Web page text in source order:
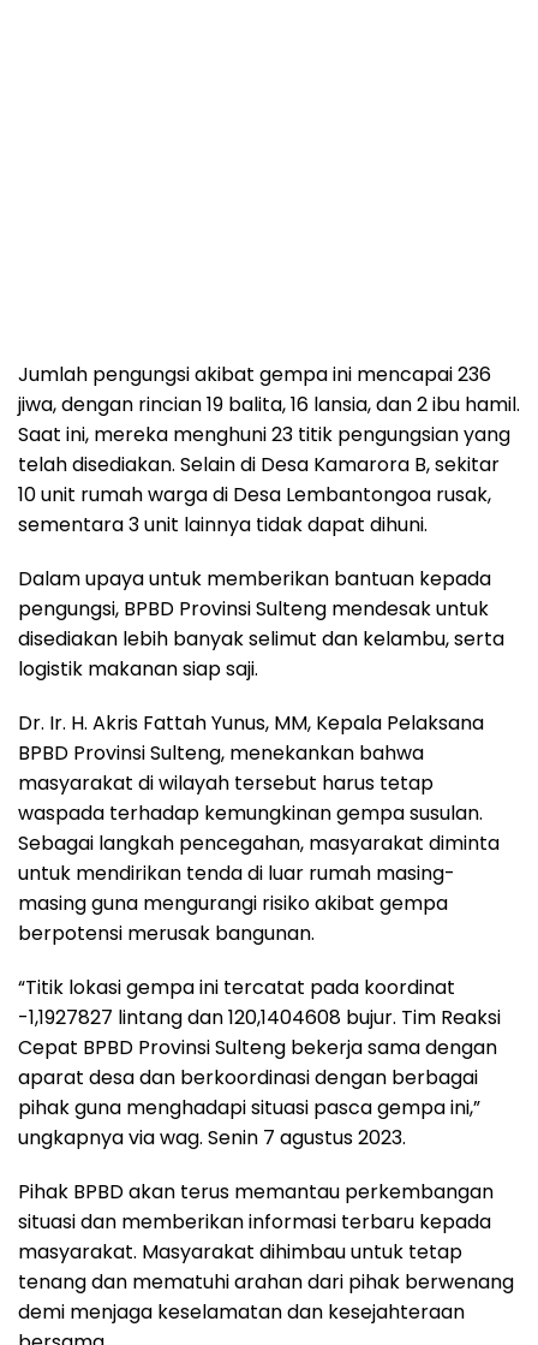
Jumlah pengungsi akibat gempa ini mencapai 236
jiwa, dengan rincian 19 balita, 16 lansia, dan 2 ibu hamil.
Saat ini, mereka menghuni 23 titik pengungsian yang
telah disediakan. Selain di Desa Kamarora B, sekitar
10 unit rumah warga di Desa Lembantongoa rusak,
sementara 3 unit lainnya tidak dapat dihuni.
Dalam upaya untuk memberikan bantuan kepada
pengungsi, BPBD Provinsi Sulteng mendesak untuk
disediakan lebih banyak selimut dan kelambu, serta
logistik makanan siap saji.
Dr. Ir. H. Akris Fattah Yunus, MM, Kepala Pelaksana
BPBD Provinsi Sulteng, menekankan bahwa
masyarakat di wilayah tersebut harus tetap
waspada terhadap kemungkinan gempa susulan.
Sebagai langkah pencegahan, masyarakat diminta
untuk mendirikan tenda di luar rumah masing-
masing guna mengurangi risiko akibat gempa
berpotensi merusak bangunan.
“Titik lokasi gempa ini tercatat pada koordinat
-1,1927827 lintang dan 120,1404608 bujur. Tim Reaksi
Cepat BPBD Provinsi Sulteng bekerja sama dengan
aparat desa dan berkoordinasi dengan berbagai
pihak guna menghadapi situasi pasca gempa ini,”
ungkapnya via wag. Senin 7 agustus 2023.
Pihak BPBD akan terus memantau perkembangan
situasi dan memberikan informasi terbaru kepada
masyarakat. Masyarakat dihimbau untuk tetap
tenang dan mematuhi arahan dari pihak berwenang
demi menjaga keselamatan dan kesejahteraan